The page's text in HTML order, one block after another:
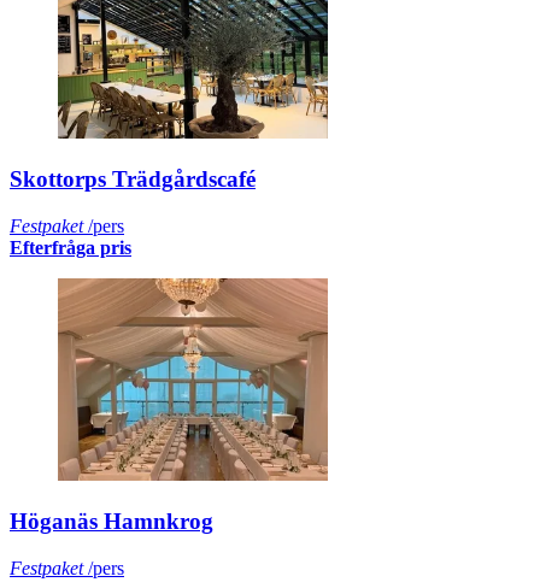
Skottorps Trädgårdscafé
Festpaket/pers
Efterfråga pris
Höganäs Hamnkrog
Festpaket/pers